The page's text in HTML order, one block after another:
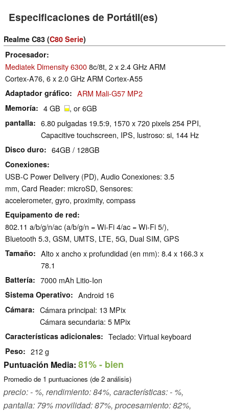
Especificaciones de Portátil(es)
Realme C83 (C80 Serie)
Procesador
Mediatek Dimensity 63008c/8t, 2 x 2.4 GHz ARM
Cortex-A76, 6 x 2.0 GHz ARM Cortex-A55
Adaptador gráfico ARM Mali-G57 MP2
Memoría 4 GB , or 6GB
pantalla
6.80 pulgadas 19.5:9, 1570 x 720 pixels 254 PPI,
Capacitive touchscreen, IPS, lustroso: si, 144 Hz
Disco duro 64GB / 128GB
Conexiones
USB-C Power Delivery (PD), Audio Conexiones: 3.5
mm, Card Reader: microSD, Sensores:
accelerometer, gyro, proximity, compass
Equipamento de red
802.11 a/b/g/n/ac (a/b/g/n = Wi-Fi 4/ac = Wi-Fi 5/),
Bluetooth 5.3, GSM, UMTS, LTE, 5G, Dual SIM, GPS
Tamaño
Alto x ancho x profundidad (en mm): 8.4 x 166.3 x
78.1
Battería 7000 mAh Litio-Ion
Sistema Operativo Android 16
Cámara
Cámara principal: 13 MPix
Cámara secundaria: 5 MPix
Características adicionales Teclado: Virtual keyboard
Peso 212 g
Puntuación Media: 81%- bien
Promedio de 1 puntuaciones (de 2 análisis)
precio: - %, rendimiento: 84%, características: - %,
pantalla: 79% movilidad: 87%, procesamiento: 82%,